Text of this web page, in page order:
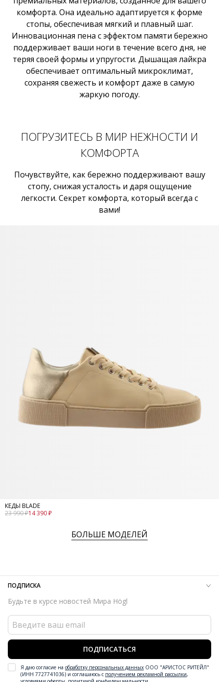
комфорта. Она идеально адаптируется к форме
стопы, обеспечивая мягкий и плавный шаг.
Инновационная пена с эффектом памяти бережно
поддерживает ваши ноги в течение всего дня, не
теряя своей формы и упругости. Дышащая лайкра
обеспечивает оптимальный микроклимат,
сохраняя свежесть и комфорт даже в самую
жаркую погоду.
ПОГРУЗИТЕСЬ В МИР НЕЖНОСТИ И
КОМФОРТА
Почувствуйте, как бережно поддерживают вашу
стопу, снижая усталость и даря ощущение
легкости. Секрет комфорта, который всегда с
вами!
КЕДЫ BLADE
23 990 ₽14 390 ₽
БОЛЬШЕ МОДЕЛЕЙ
ПОДПИСКА
Будьте в курсе новостей Мира Högl
ПОДПИСАТЬСЯ
Я даю согласие на обработку персональных данных ООО "АРИСТОС РИТЕЙЛ"
(ИНН 7727741036) и соглашаюсь с получением рекламной рассылки,